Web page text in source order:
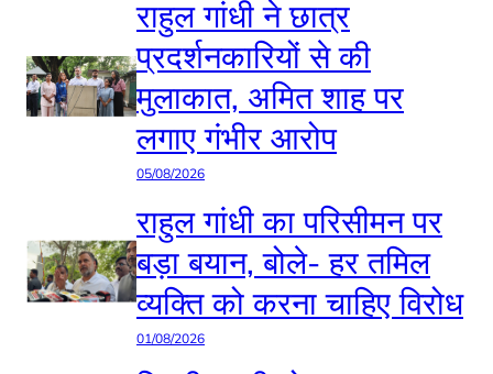
राहुल गांधी ने छात्र
प्रदर्शनकारियों से की
मुलाकात, अमित शाह पर
लगाए गंभीर आरोप
05/08/2026
राहुल गांधी का परिसीमन पर
बड़ा बयान, बोले- हर तमिल
व्यक्ति को करना चाहिए विरोध
01/08/2026